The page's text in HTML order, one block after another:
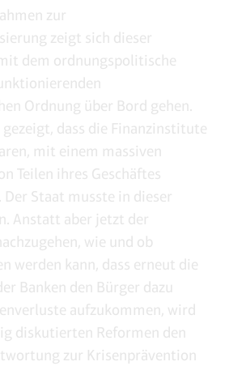
zur
zeigt sich dieser
dem ordnungspolitische
Ordnung über Bord gehen.
dass die Finanzinstitute
mit einem massiven
Teilen ihres Geschäftes
Staat musste in dieser
Anstatt aber jetzt der
wie und ob
werden kann, dass erneut die
Banken den Bürger dazu
aufzukommen, wird
diskutierten Reformen den
zur Krisenprävention